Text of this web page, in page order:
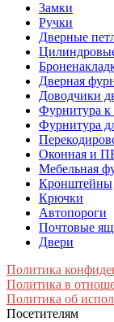
Замки
Ручки
Дверные
Дверная
Доводчики
Фурнитура
Фурнитура
Оконная и
Мебельная
Кронштейны
Крючки
Автопороги
Почтовые
Двери
Политика
Политика в
Политика об
Посетителям